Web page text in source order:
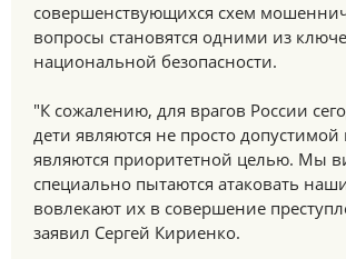
совершенствующихся схем
вопросы становятся одними из
национальной безопасности.
"К сожалению, для врагов России
дети являются не просто
являются приоритетной целью. Мы
специально пытаются атаковать
вовлекают их в совершение
заявил Сергей Кириенко.